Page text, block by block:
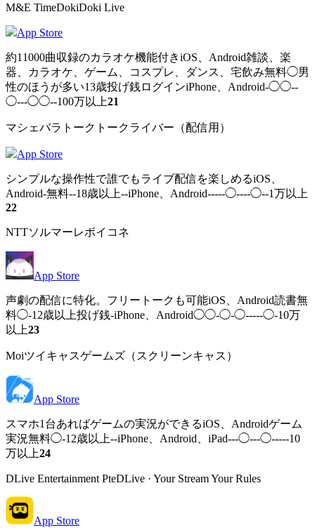
M&E TimeDokiDoki Live
App Store
約11000曲収録のカラオケ機能付きiOS、Android雑談、楽
器、カラオケ、ゲーム、コスプレ、ダンス、宅飲み無料◯男
性のほうが多い13歳投げ銭ログインiPhone、Android-◯◯--
◯---◯◯--100万以上21
マシェバラトークトークライバー（配信用）
App Store
シンプルな操作性で誰でもライブ配信を楽しめるiOS、
Android-無料--18歳以上--iPhone、Android-----◯----◯--1万以上
22
NTTソルマーレボイコネ
App Store
声劇の配信に特化。フリートークも可能iOS、Android読書無
料◯-12歳以上投げ銭-iPhone、Android◯◯-◯-◯-----◯-10万
以上23
Moiツイキャスゲームズ（スクリーンキャス）
App Store
スマホ1台あればゲームの実況ができるiOS、Androidゲーム
実況無料◯-12歳以上--iPhone、Android、iPad---◯---◯-----10
万以上24
DLive Entertainment PteDLive · Your Stream Your Rules
App Store